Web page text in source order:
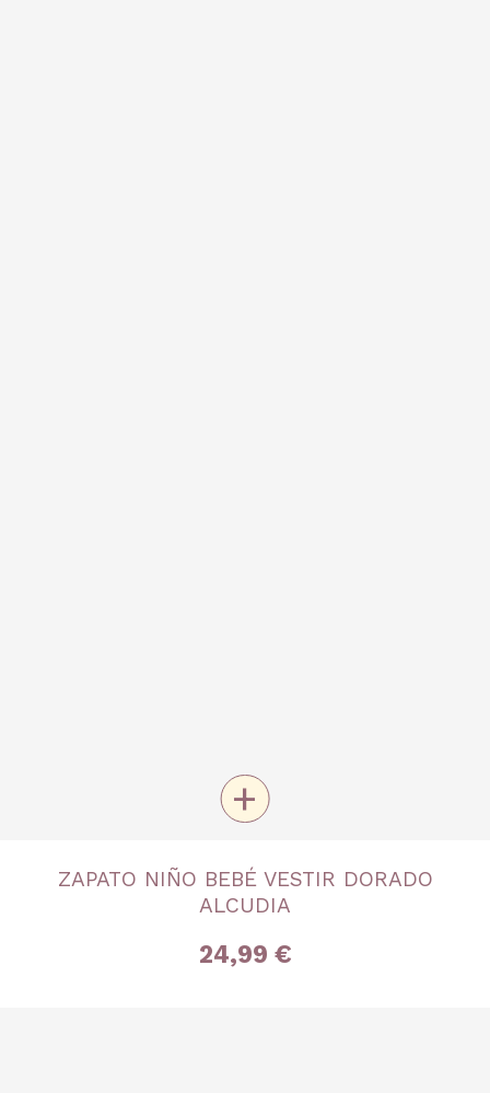
Nº 16 Nº 17
+
ZAPATO NIÑO BEBÉ VESTIR DORADO
ALCUDIA
24,99 €